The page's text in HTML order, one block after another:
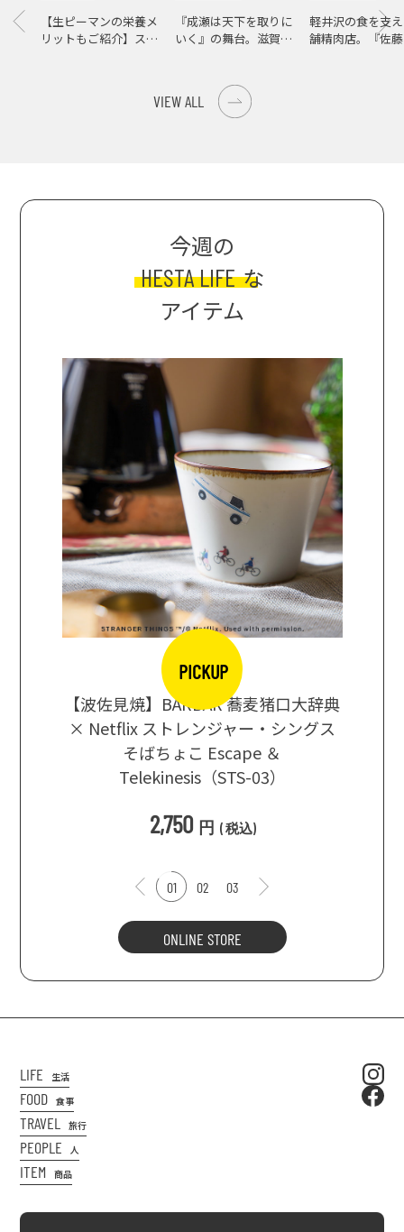
【生ピーマンの栄養メ
リットもご紹介】スパ
『成瀬は天下を取りに
いく』の舞台。滋賀県
軽井沢の食を支
舗精肉店。『佐
VIEW ALL
今週の
HESTA LIFE な
アイテム
PICKUP
【波佐見焼】BARBAR 蕎麦猪口大辞典
× Netflix ストレンジャー・シングス
そばちょこ Escape ＆
Telekinesis（STS-03）
2,750 円 (税込)
01 02 03
ONLINE STORE
LIFE 生活
FOOD 食事
TRAVEL 旅行
PEOPLE 人
ITEM 商品